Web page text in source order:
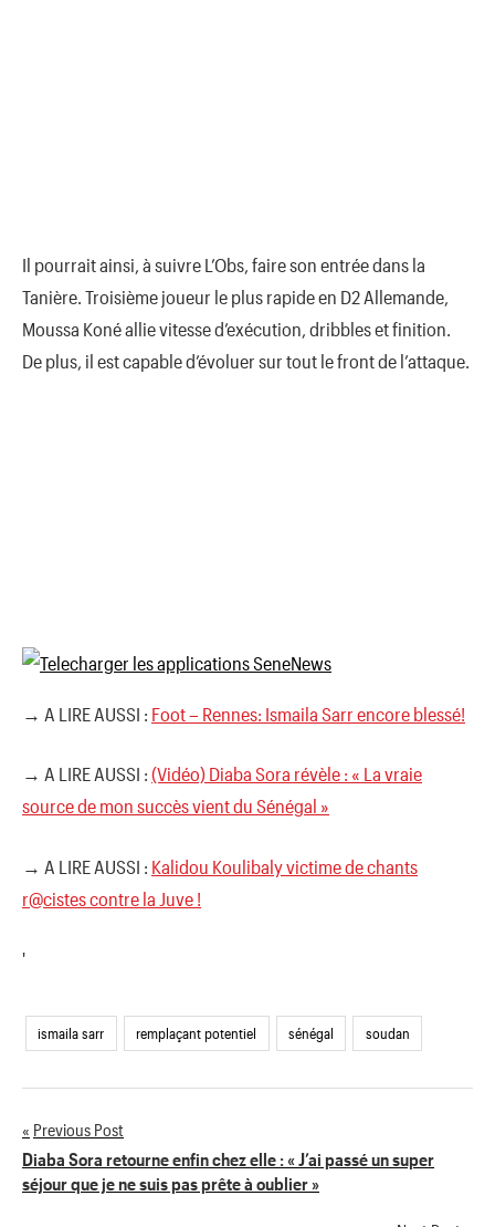
Il pourrait ainsi, à suivre L’Obs, faire son entrée dans la
Tanière. Troisième joueur le plus rapide en D2 Allemande,
Moussa Koné allie vitesse d’exécution, dribbles et finition.
De plus, il est capable d’évoluer sur tout le front de l’attaque.
→ A LIRE AUSSI : Foot – Rennes: Ismaila Sarr encore blessé!
→ A LIRE AUSSI : (Vidéo) Diaba Sora révèle : « La vraie
source de mon succès vient du Sénégal »
→ A LIRE AUSSI : Kalidou Koulibaly victime de chants
r@cistes contre la Juve !
'
ismaila sarr remplaçant potentiel sénégal soudan
Navigation
de
Previous Post
Diaba Sora retourne enfin chez elle : « J’ai passé un super
séjour que je ne suis pas prête à oublier »